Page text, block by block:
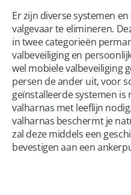
Er zijn diverse systemen
valgevaar te elimineren.
in twee categorieën
valbeveiliging en
wel mobiele valbeveiliging
persen de ander uit, voor
geïnstalleerde systemen is
valharnas met leeflijn
valharnas beschermt je
zal deze middels een
bevestigen aan een